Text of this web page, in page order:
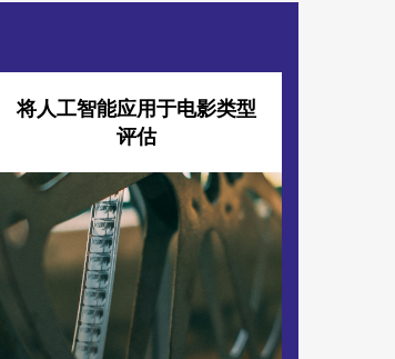
将人工智能应用于电影类型
评估